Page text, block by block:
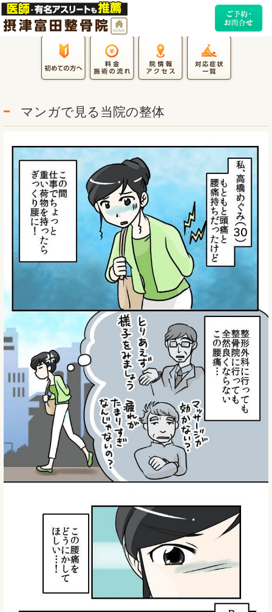
マンガで見る当院の整体